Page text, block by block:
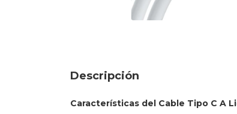
Descripción
Características del Cable Tipo C A